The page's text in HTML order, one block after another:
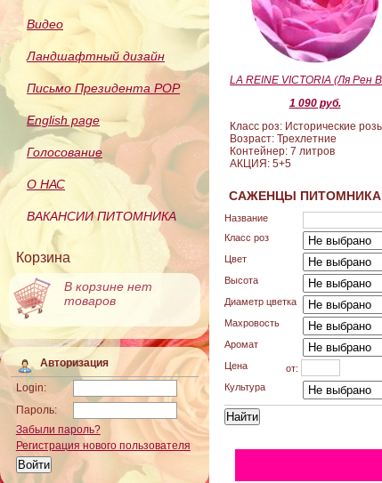
Видео
Ландшафтный дизайн
Письмо Президента РОР
English page
Голосование
О НАС
ВАКАНСИИ ПИТОМНИКА
Корзина
В корзине нет
товаров
Авторизация
Login:
Пароль:
Забыли пароль?
Регистрация нового пользователя
1 090 руб.
Класс роз: Исторические
Возраст: Трехлетние
Контейнер: 7 литров
АКЦИЯ: 5+5
САЖЕНЦЫ ПИТОМНИКА
Название
Класс роз
Цвет
Высота
Диаметр цветка
Махровость
Аромат
Цена
от:
Культура